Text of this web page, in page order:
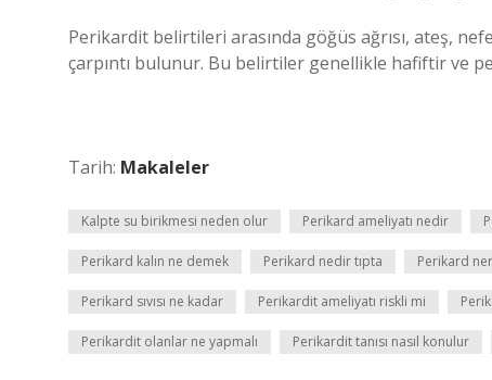
Perikardit belirtileri arasında göğüs ağrısı, ateş,
çarpıntı bulunur. Bu belirtiler genellikle hafiftir ve
Tarih: Makaleler
Kalpte su birikmesi neden olur Perikard ameliyatı nedir
Perikard kalın ne demek Perikard nedir tıpta Perikard
Perikard sıvısı ne kadar Perikardit ameliyatı riskli mi
Perikardit olanlar ne yapmalı Perikardit tanısı nasıl konulur